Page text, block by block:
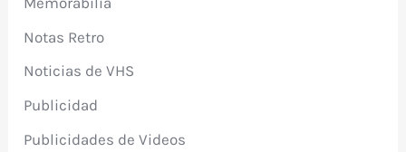
Notas Retro
Noticias de VHS
Publicidad
Publicidades de Videos